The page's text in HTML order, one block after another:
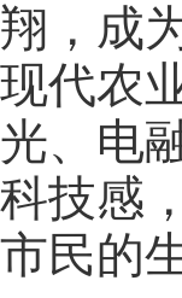
翔，成
现代农
光、电
科技感
市民的